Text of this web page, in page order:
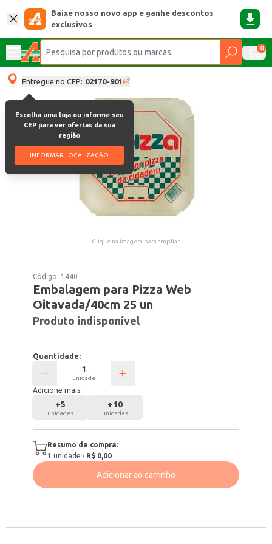
Baixe nosso novo app e ganhe descontos
exclusivos
0
Entregue no CEP: 02170-901
Escolha uma loja ou informe seu
CEP para ver ofertas da sua
região
INFORMAR LOCALIZAÇÃO
Clique na imagem para ampliar.
Código: 1440
Embalagem para Pizza Web
Oitavada/40cm 25 un
Produto indisponível
Quantidade:
unidade
Adicione mais:
+5
unidades
+10
unidades
Resumo da compra:
1 unidade · R$ 0,00
Adicionar ao carrinho